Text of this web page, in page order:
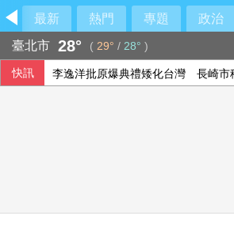
最新 熱門 專題 政治
臺北市 28° ( 29° / 28° )
快訊 李逸洋批原爆典禮矮化台灣 長崎市